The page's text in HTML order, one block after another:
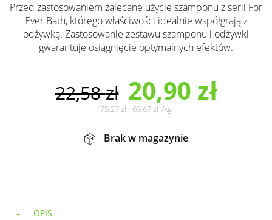
Przed zastosowaniem zalecane użycie szamponu z serii For
Ever Bath, którego właściwości idealnie współgrają z
odżywką. Zastosowanie zestawu szamponu i odżywki
gwarantuje osiągnięcie optymalnych efektów.
22,58zł 20,90 zł
75,27zł 69,67zł /kg
Brak w magazynie
OPIS